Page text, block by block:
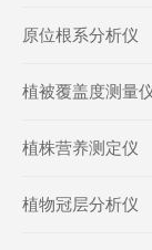
原位根系分析仪
植被覆盖度测量
植株营养测定仪
植物冠层分析仪